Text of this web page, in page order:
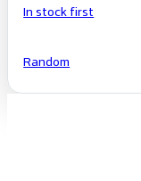
In stock first
Random